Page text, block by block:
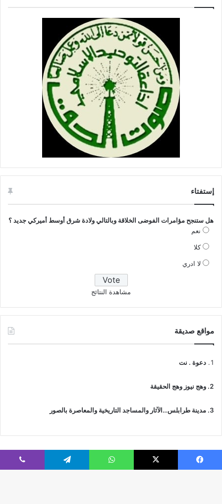
إستفتاء
هل ستنجح مؤامرات الفوضى الخلاقة وبالتالي ولادة شرق أوسط أميركي جديد ؟
نعم
كلا
لا ادري
مشاهدة النتائج
مواقع صديقة
دعوة . نت
وهج نيوز وهج الحقيقة
مدينة طرابلس…الآثار والمساجد التاريخية والمعاصرة بالصور
فيسبوك ‫X واتساب تيلقرام ڤايبر